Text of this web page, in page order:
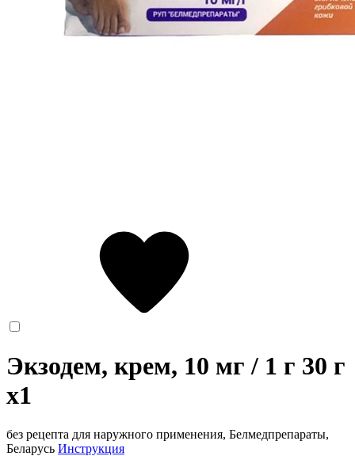
Экзодем, крем, 10 мг / 1 г 30 г
x1
без рецепта для наружного применения, Белмедпрепараты,
Беларусь Инструкция